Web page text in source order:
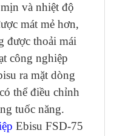
và nhiệt độ
mát mẻ hơn,
được thoải mái
công nghiệp
ra mặt dòng
thể điều chỉnh
tuốc năng.
Ebisu FSD-75